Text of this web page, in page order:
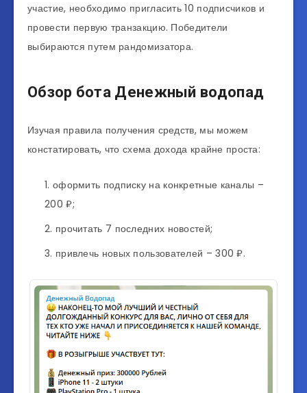
участие, необходимо пригласить 10 подписчиков и
провести первую транзакцию. Победители
выбираются путем рандомизатора.
Обзор бота Денежный водопад
Изучая правила получения средств, мы можем
констатировать, что схема дохода крайне проста:
оформить подписку на конкретные каналы –
200 ₽;
прочитать 7 последних новостей;
привлечь новых пользователей – 300 ₽.